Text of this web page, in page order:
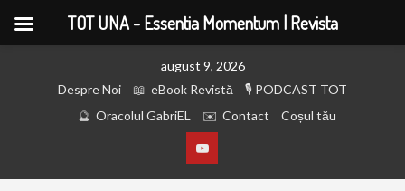
august 9, 2026
Despre Noi
eBook Revistă
PODCAST TOT
Oracolul GabriEL
Contact Coșul tău
TOT UNA - Essentia Momentum | Revista